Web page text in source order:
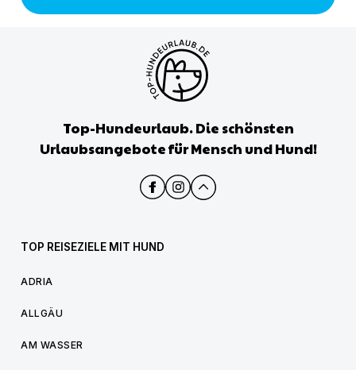
Top-Hundeurlaub. Die schönsten
Urlaubsangebote für Mensch und Hund!
TOP REISEZIELE MIT HUND
ADRIA
ALLGÄU
AM WASSER